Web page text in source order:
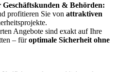
& Behörden:
profitieren Sie von attraktiven
Angebote sind exakt auf Ihre
– füroptimale Sicherheit ohne